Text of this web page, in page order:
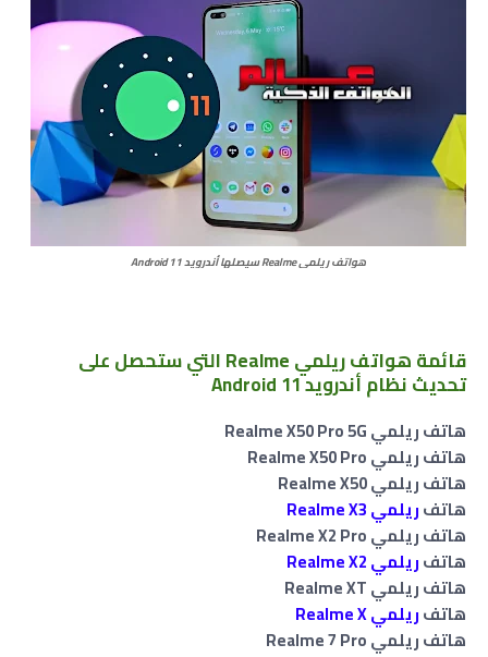
هواتف ريلمي Realme سيصلها أندرويد Android 11
قائمة هواتف ريلمي Realme التي ستحصل على
تحديث نظام أندرويد Android 11
هاتف ريلمي Realme X50 Pro 5G
هاتف ريلمي Realme X50 Pro
هاتف ريلمي Realme X50
هاتفريلمي Realme X3
هاتف ريلمي Realme X2 Pro
هاتفريلمي Realme X2
هاتف ريلمي Realme XT
هاتفريلمي Realme X
هاتف ريلمي Realme 7 Pro